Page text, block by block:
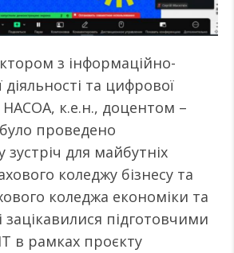
з інформаційно-
діяльності та цифрової
НАСОА, к.е.н., доцентом –
проведено
зустріч для майбутніх
коледжу бізнесу та
коледжа економіки та
зацікавилися підготовчими
в рамках проєкту